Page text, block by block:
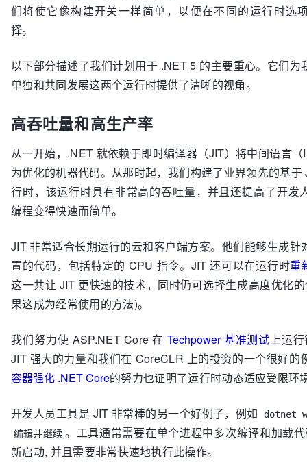
们将使它像构建开关一样简单，以便在不同的运行时选
择。
以下部分描述了我们计划用于 .NET 5 的主要重心。它们为
单独和共同发展这两个运行时提供了清晰的视角。
高吞吐量和高生产率
从一开始，.NET 就依赖于即时编译器（JIT）将中间语言
为优化的机器代码。从那时起，我们构建了业界领先的基于
行时，该运行时具有非常高的吞吐量，并且还提高了开发
编程变得快速而简单。
JIT 非常适合长期运行的云和客户端方案。他们能够生成针
置的代码，包括特定的 CPU 指令。JIT 还可以在运行时重
这一共让 JIT 更快速的技术，同时仍可选择生成高度优化
果这成为经常使用的方法)。
我们努力使 ASP.NET Core 在Techpower 基准测试 上运
JIT 强大的力量和我们在 CoreCLR 上的投资的一个很好的
容器强化 .NET Core的努力也证明了运行时动态适应受限环
开发人员工具是 JIT 非常棒的另一个好例子，例如
dotnet
编辑并继续 。工具通常需要在单个进程中多次编译和加载
新启动, 并且需要非常快速地执行此操作。